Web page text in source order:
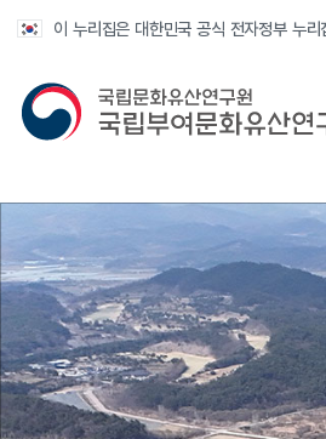
이 누리집은 대한민국 공식 전자정부 누리
국가유산청 국립부여